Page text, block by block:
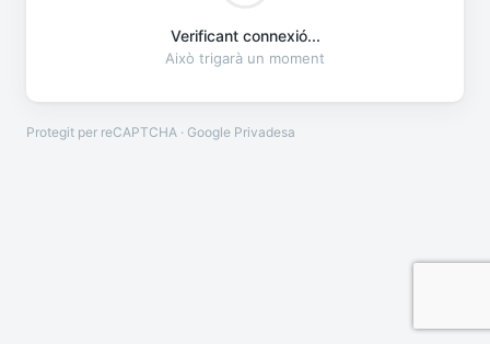
Verificant connexió...
Això trigarà un moment
Protegit per reCAPTCHA · Google Privadesa